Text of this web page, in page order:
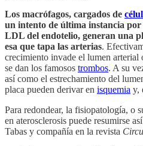
Los macrófagos, cargados de
un intento de última instancia
LDL del endotelio, generan una
esa que tapa las arterias.
crecimiento invade el lumen arterial
se dan los famosos trombos. A su
así como el estrechamiento del
placa pueden derivar en isquemia y,
Para redondear, la fisiopatología, o
en aterosclerosis puede resumirse
Tabas y compañía en la revista